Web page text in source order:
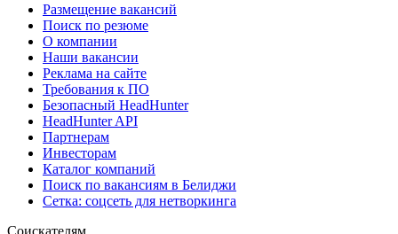
Размещение вакансий
Поиск по резюме
О компании
Наши вакансии
Реклама на сайте
Требования к ПО
Безопасный HeadHunter
HeadHunter API
Партнерам
Инвесторам
Каталог компаний
Поиск по вакансиям в Белиджи
Сетка: соцсеть для нетворкинга
Соискателям